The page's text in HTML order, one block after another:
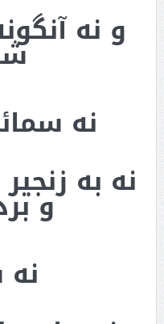
و نه
نه
نه به
و